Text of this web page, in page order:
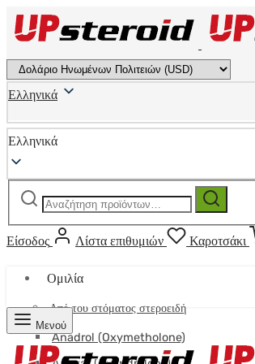
Ελληνικά
Ελληνικά
Αναζήτηση
Αναζήτηση
Είσοδος Λίστα επιθυμιών Καροτσάκι
Ομιλία
Από του στόματος στεροειδή
Anadrol (Oxymetholone)
Μενού